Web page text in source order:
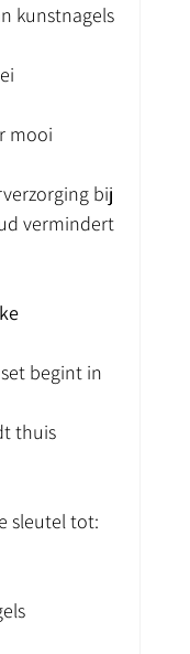
kunstnagels
mooi
bij
vermindert
begint in
thuis
sleutel tot: